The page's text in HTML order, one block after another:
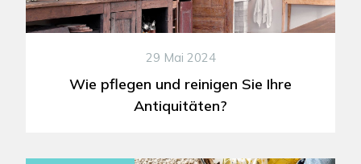
29 Mai 2024
Wie pflegen und reinigen Sie Ihre
Antiquitäten?